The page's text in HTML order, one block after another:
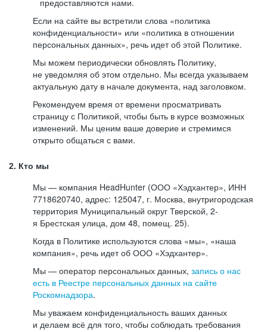
предоставляются нами.
Если на сайте вы встретили слова «политика
конфиденциальности» или «политика в отношении
персональных данных», речь идет об этой Политике.
Мы можем периодически обновлять Политику,
не уведомляя об этом отдельно. Мы всегда указываем
актуальную дату в начале документа, над заголовком.
Рекомендуем время от времени просматривать
страницу с Политикой, чтобы быть в курсе возможных
изменений. Мы ценим ваше доверие и стремимся
открыто общаться с вами.
2. Кто мы
Мы — компания HeadHunter (ООО «Хэдхантер», ИНН
7718620740, адрес: 125047, г. Москва, внутригородская
территория Муниципальный округ Тверской, 2-
я Брестская улица, дом 48, помещ. 25).
Когда в Политике используются слова «мы», «наша
компания», речь идет об ООО «Хэдхантер».
Мы — оператор персональных данных, запись о нас
есть в Реестре персональных данных на сайте
Роскомнадзора.
Мы уважаем конфиденциальность ваших данных
и делаем всё для того, чтобы соблюдать требования